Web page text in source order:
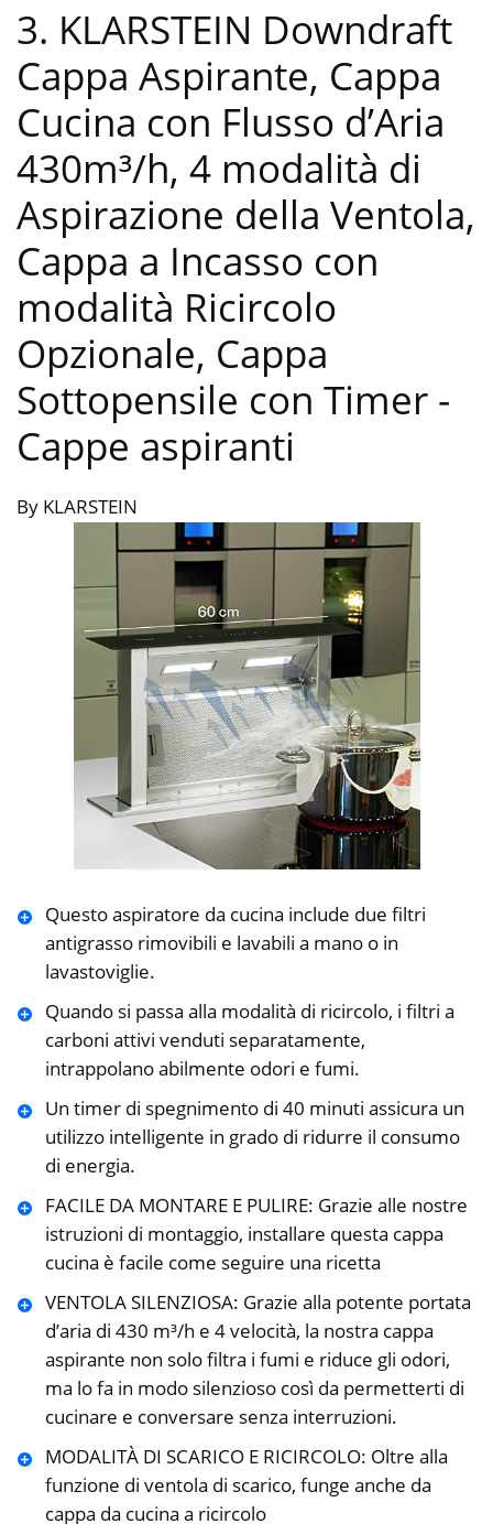
3. KLARSTEIN Downdraft
Cappa Aspirante, Cappa
Cucina con Flusso d’Aria
430m³/h, 4 modalità di
Aspirazione della Ventola,
Cappa a Incasso con
modalità Ricircolo
Opzionale, Cappa
Sottopensile con Timer -
Cappe aspiranti
By KLARSTEIN
Questo aspiratore da cucina include due filtri
antigrasso rimovibili e lavabili a mano o in
lavastoviglie.
Quando si passa alla modalità di ricircolo, i filtri a
carboni attivi venduti separatamente,
intrappolano abilmente odori e fumi.
Un timer di spegnimento di 40 minuti assicura un
utilizzo intelligente in grado di ridurre il consumo
di energia.
FACILE DA MONTARE E PULIRE: Grazie alle nostre
istruzioni di montaggio, installare questa cappa
cucina è facile come seguire una ricetta
VENTOLA SILENZIOSA: Grazie alla potente portata
d’aria di 430 m³/h e 4 velocità, la nostra cappa
aspirante non solo filtra i fumi e riduce gli odori,
ma lo fa in modo silenzioso così da permetterti di
cucinare e conversare senza interruzioni.
MODALITÀ DI SCARICO E RICIRCOLO: Oltre alla
funzione di ventola di scarico, funge anche da
cappa da cucina a ricircolo